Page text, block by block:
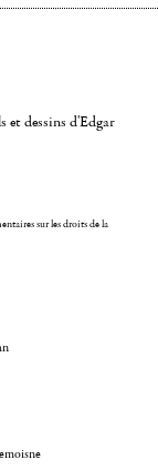
et dessins d'Edgar
sur les droits de la